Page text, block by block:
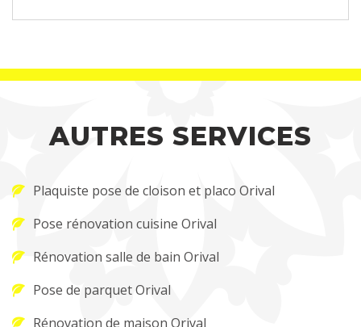
AUTRES SERVICES
Plaquiste pose de cloison et placo Orival
Pose rénovation cuisine Orival
Rénovation salle de bain Orival
Pose de parquet Orival
Rénovation de maison Orival